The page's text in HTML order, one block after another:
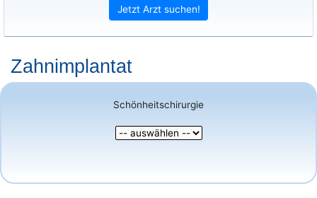
Jetzt Arzt suchen!
Zahnimplantat
Schönheitschirurgie